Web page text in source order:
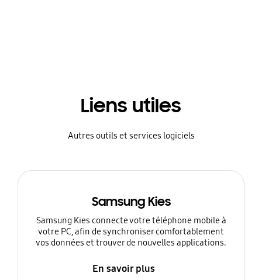
Liens utiles
Autres outils et services logiciels
Samsung Kies
Samsung Kies connecte votre téléphone mobile à
votre PC, afin de synchroniser comfortablement
vos données et trouver de nouvelles applications.
En savoir plus